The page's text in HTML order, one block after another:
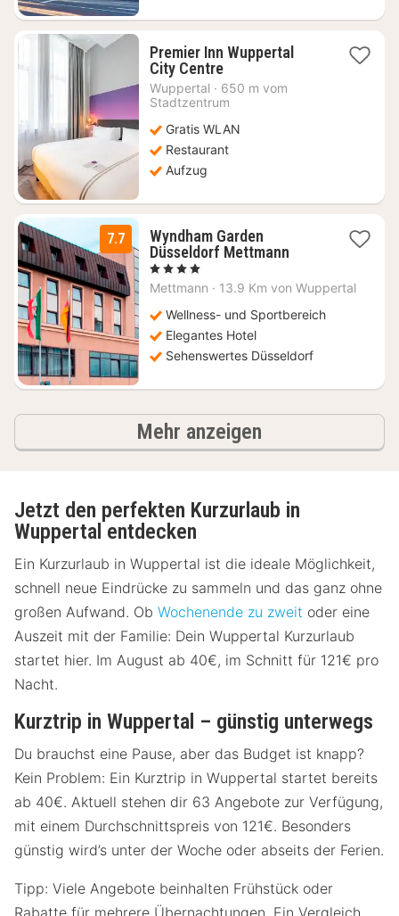
Premier Inn Wuppertal
City Centre1
Nacht
ab
€
Wuppertal · 650 m vom
Stadtzentrum
Gratis WLAN
Restaurant
Aufzug
7.7
Wyndham Garden
Düsseldorf Mettmann2
ab
€
, 4 Sterne
Mettmann · 13.9 Km von Wuppertal
Wellness- und Sportbereich
Elegantes Hotel
Sehenswertes Düsseldorf
Mehr anzeigen
Jetzt den perfekten Kurzurlaub in
Wuppertal entdecken
Ein Kurzurlaub in Wuppertal ist die ideale Möglichkeit,
schnell neue Eindrücke zu sammeln und das ganz ohne
großen Aufwand. Ob Wochenende zu zweit oder eine
Auszeit mit der Familie: Dein Wuppertal Kurzurlaub
startet hier. Im August ab 40€, im Schnitt für 121€ pro
Nacht.
Kurztrip in Wuppertal – günstig unterwegs
Du brauchst eine Pause, aber das Budget ist knapp?
Kein Problem: Ein Kurztrip in Wuppertal startet bereits
ab 40€. Aktuell stehen dir 63 Angebote zur Verfügung,
mit einem Durchschnittspreis von 121€. Besonders
günstig wird’s unter der Woche oder abseits der Ferien.
Tipp: Viele Angebote beinhalten Frühstück oder